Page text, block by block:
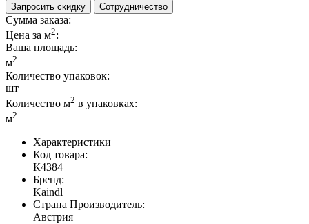
Запросить скидку
Сотрудничество
Сумма заказа:
Цена за м2:
Ваша площадь:
м2
Количество упаковок:
шт
Количество м2 в упаковках:
м2
Характеристики
Код товара:
К4384
Бренд:
Kaindl
Страна Производитель:
Австрия